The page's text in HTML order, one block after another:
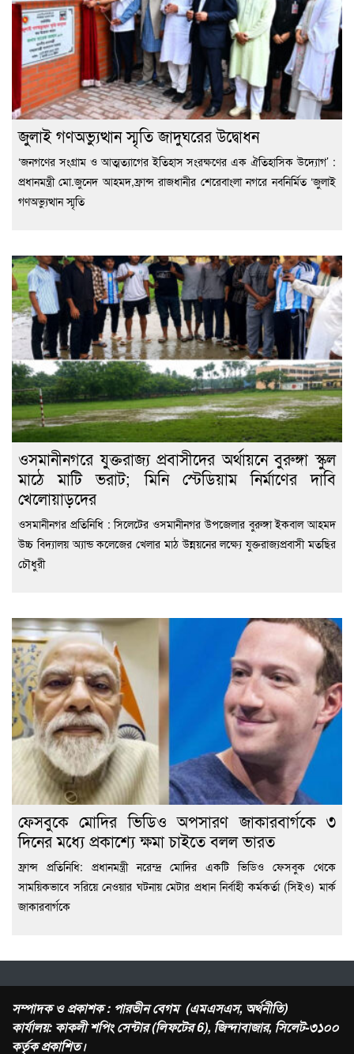
জুলাই গণঅভ্যুত্থান স্মৃতি জাদুঘরের উদ্বোধন
‘জনগণের সংগ্রাম ও আত্মত্যাগের ইতিহাস সংরক্ষণের এক ঐতিহাসিক উদ্যোগ’ :
প্রধানমন্ত্রী মো.জুনেদ আহমদ,ফ্রান্স রাজধানীর শেরেবাংলা নগরে নবনির্মিত ‘জুলাই
গণঅভ্যুত্থান স্মৃতি
ওসমানীনগরে যুক্তরাজ্য প্রবাসীদের অর্থায়নে বুরুঙ্গা স্কুল
মাঠে মাটি ভরাট; মিনি স্টেডিয়াম নির্মাণের দাবি
খেলোয়াড়দের
ওসমানীনগর প্রতিনিধি : সিলেটের ওসমানীনগর উপজেলার বুরুঙ্গা ইকবাল আহমদ
উচ্চ বিদ্যালয় অ্যান্ড কলেজের খেলার মাঠ উন্নয়নের লক্ষ্যে যুক্তরাজ্যপ্রবাসী মতছির
চৌধুরী
ফেসবুকে মোদির ভিডিও অপসারণ জাকারবার্গকে ৩
দিনের মধ্যে প্রকাশ্যে ক্ষমা চাইতে বলল ভারত
ফ্রান্স প্রতিনিধি: প্রধানমন্ত্রী নরেন্দ্র মোদির একটি ভিডিও ফেসবুক থেকে
সাময়িকভাবে সরিয়ে নেওয়ার ঘটনায় মেটার প্রধান নির্বাহী কর্মকর্তা (সিইও) মার্ক
জাকারবার্গকে
সম্পাদক ও প্রকাশক : পারভীন বেগম (এমএসএস, অর্থনীতি)
কার্যালয়: কাকলী শপিং সেন্টার (লিফটের 6), জিন্দাবাজার, সিলেট-৩১০০
কর্তৃক প্রকাশিত।